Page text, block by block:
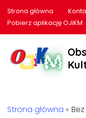
Strona główna
Pobierz aplikację OJiKM
Strona główna »